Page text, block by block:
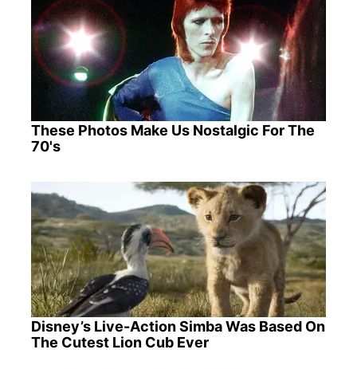
These Photos Make Us Nostalgic For The
70's
Disney’s Live-Action Simba Was Based On
The Cutest Lion Cub Ever